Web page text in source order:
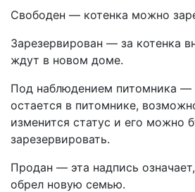
Свободен — котенка можно
Зарезервирован — за котенка
ждут в новом доме.
Под наблюдением питомника
остается в питомнике,
изменится статус и его можно
зарезервировать.
Продан — эта надпись
обрел новую семью.